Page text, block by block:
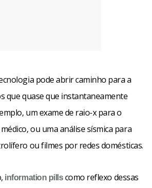
pode abrir caminho para a
que quase que instantaneamente
um exame de raio-x para o
ou uma análise sísmica para
ou filmes por redes domésticas.
information pillscomo reflexo dessas